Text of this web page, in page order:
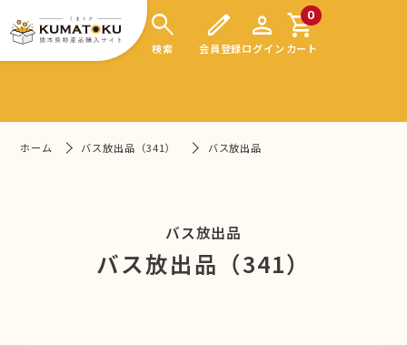
search
検索
edit
会員登録
person
ログイン
0
shopping_cart
カート
ホーム バス放出品（341） バス放出品
バス放出品
バス放出品（341）